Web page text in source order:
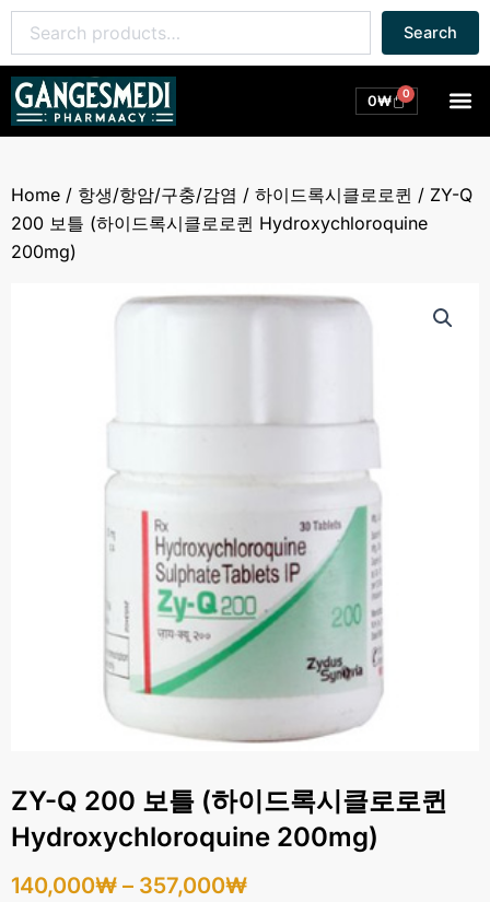
콘
츠
너
기
for:
Search
0₩ 0
Cart
Home / 항생/항암/구충/감염 / 하이드록시클로로퀸 / ZY-Q
200 보틀 (하이드록시클로로퀸 Hydroxychloroquine
200mg)
ZY-Q 200 보틀 (하이드록시클로로퀸
Hydroxychloroquine 200mg)
140,000₩ – 357,000₩